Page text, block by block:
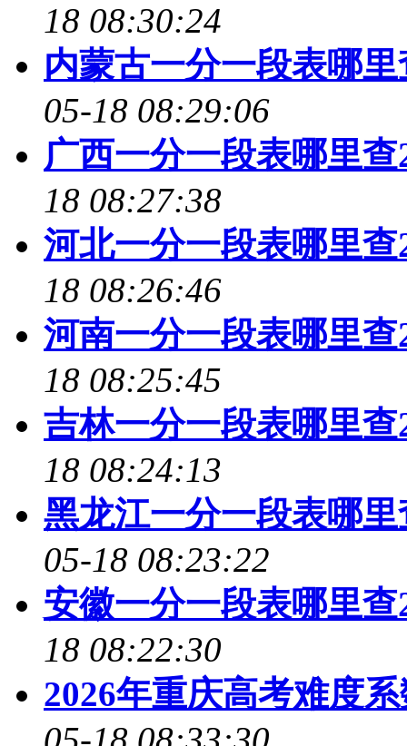
18 08:30:24
内蒙古一分一段表哪
05-18 08:29:06
广西一分一段表哪里
18 08:27:38
河北一分一段表哪里
18 08:26:46
河南一分一段表哪里
18 08:25:45
吉林一分一段表哪里
18 08:24:13
黑龙江一分一段表哪
05-18 08:23:22
安徽一分一段表哪里
18 08:22:30
2026年重庆高考难度